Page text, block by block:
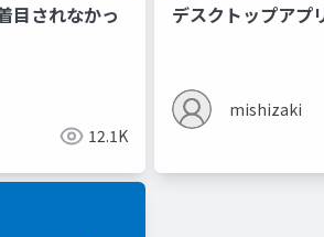
目されなかっ
12.1K
デスクトップアプ
mishizaki